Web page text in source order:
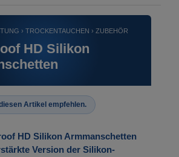
› TROCKENTAUCHEN › ZUBEHÖR
HD Silikon
Artikel empfehlen.
HD Silikon Armmanschetten
Version der Silikon-